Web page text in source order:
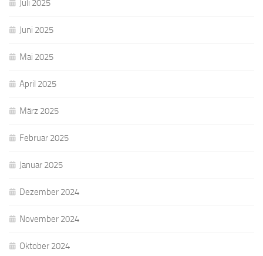
Juli 2025
Juni 2025
Mai 2025
April 2025
März 2025
Februar 2025
Januar 2025
Dezember 2024
November 2024
Oktober 2024